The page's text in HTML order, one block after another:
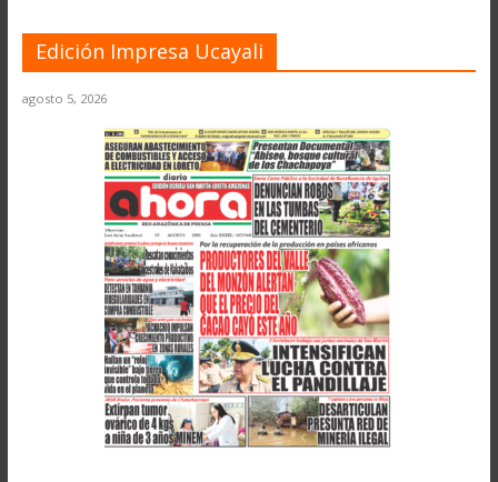
Edición Impresa Ucayali
agosto 5, 2026